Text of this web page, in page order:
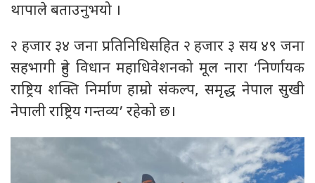
थापाले बताउनुभयो ।
२ हजार ३४ जना प्रतिनिधिसहित २ हजार ३ सय ४९ जना
सहभागी हुने विधान महाधिवेशनको मूल नारा ‘निर्णायक
राष्ट्रिय शक्ति निर्माण हाम्रो संकल्प, समृद्ध नेपाल सुखी
नेपाली राष्ट्रिय गन्तव्य’ रहेको छ।